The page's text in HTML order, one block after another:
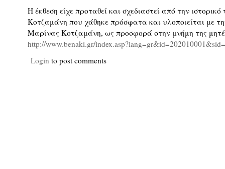
Η έκθεση είχε προταθεί και σχεδιαστεί από την
Κοτζαμάνη που χάθηκε πρόσφατα και υλοποιείται με
Μαρίνας Κοτζαμάνη, ως προσφορά στην μνήμη της
http://www.benaki.gr/
Login to post comments